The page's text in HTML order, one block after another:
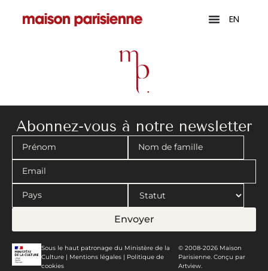
EN
Abonnez-vous à notre newsletter
Envoyer
Sous le haut patronage du Ministère de la
Culture | Mentions légales | Politique de
cookies
© 2008-2026 Maison
Parisienne. Conçu par
Artview.